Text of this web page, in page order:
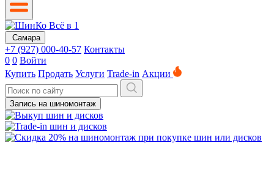
Самара
+7 (927) 000-40-57 Контакты
0 0 Войти
Купить Продать Услуги Trade-in Акции
Запись на шиномонтаж